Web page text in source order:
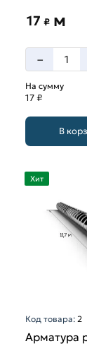
17₽ м
–
На сумму
17 ₽
В
Хит
Код товара:2
Арматура